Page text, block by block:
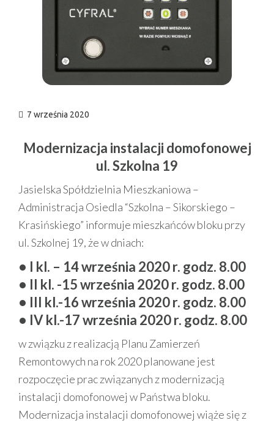
7 września 2020
Modernizacja instalacji domofonowej
ul. Szkolna 19
Jasielska Spółdzielnia Mieszkaniowa –
Administracja Osiedla “Szkolna – Sikorskiego –
Krasińskiego” informuje mieszkańców bloku przy
ul. Szkolnej 19, że w dniach:
• I kl. – 14 września 2020 r. godz. 8.00
• II kl. -15 września 2020 r. godz. 8.00
• III kl.-16 września 2020 r. godz. 8.00
• IV kl.-17 września 2020 r. godz. 8.00
w związku z realizacją Planu Zamierzeń
Remontowych na rok 2020 planowane jest
rozpoczęcie prac związanych z modernizacją
instalacji domofonowej w Państwa bloku.
Modernizacja instalacji domofonowej wiąże się z